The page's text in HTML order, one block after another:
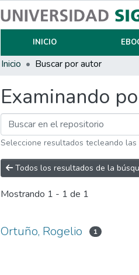
INICIO
Inicio Buscar por autor
Examinando
Seleccione resultados tecleando
Todos los resultados de la
Mostrando 1 - 1 de 1
Ortuño, Rogelio 1